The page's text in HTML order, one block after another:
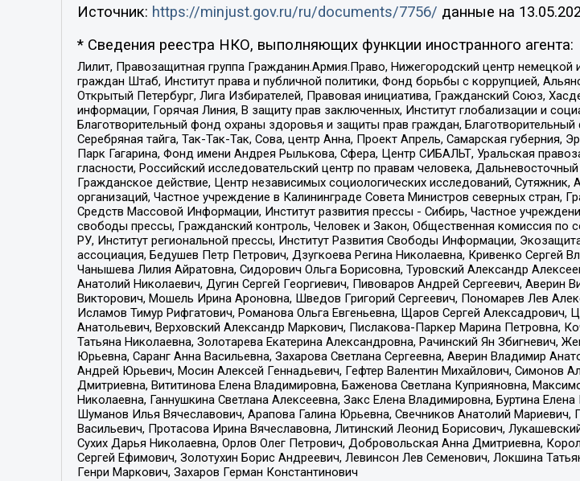
Источник: https://minjust.gov.ru/ru/documents/7756/ данные на
* Сведения реестра НКО, выполняющих функции иностранного агента:
Лилит, Правозащитная группа Гражданин.Армия.Право, Нижегородский центр
граждан Штаб, Институт права и публичной политики, Фонд борьбы с коррупцией,
Открытый Петербург, Лига Избирателей, Правовая инициатива, Гражданский Союз,
информации, Горячая Линия, В защиту прав заключенных, Институт глобализации и
Благотворительный фонд охраны здоровья и защиты прав граждан,
Серебряная тайга, Так-Так-Так, Сова, центр Анна, Проект Апрель, Самарская
Парк Гагарина, Фонд имени Андрея Рылькова, Сфера, Центр СИБАЛЬТ, Уральская
гласности, Российский исследовательский центр по правам человека,
Гражданское действие, Центр независимых социологических исследований,
организаций, Частное учреждение в Калининграде Совета Министров северных
Средств Массовой Информации, Институт развития прессы - Сибирь, Частное
свободы прессы, Гражданский контроль, Человек и Закон, Общественная комиссия
РУ, Институт региональной прессы, Институт Развития Свободы Информации,
ассоциация, Бедушев Петр Петрович, Дзугкоева Регина Николаевна, Кривенко
Чанышева Лилия Айратовна, Сидорович Ольга Борисовна, Туровский Александр
Анатолий Николаевич, Дугин Сергей Георгиевич, Пивоваров Андрей Сергеевич, Аверин
Викторович, Мошель Ирина Ароновна, Шведов Григорий Сергеевич, Пономарев Лев
Исламов Тимур Рифгатович, Романова Ольга Евгеньевна, Щаров Сергей Алексадрович,
Анатольевич, Верховский Александр Маркович, Пислакова-Паркер Марина Петровна,
Татьяна Николаевна, Золотарева Екатерина Александровна, Рачинский Ян
Юрьевна, Саранг Анна Васильевна, Захарова Светлана Сергеевна, Аверин Владимир
Андрей Юрьевич, Мосин Алексей Геннадьевич, Гефтер Валентин Михайлович, Симонов
Дмитриевна, Вититинова Елена Владимировна, Баженова Светлана Куприяновна,
Николаевна, Ганнушкина Светлана Алексеевна, Закс Елена Владимировна, Буртина
Шуманов Илья Вячеславович, Арапова Галина Юрьевна, Свечников Анатолий
Васильевич, Протасова Ирина Вячеславовна, Литинский Леонид Борисович,
Сухих Дарья Николаевна, Орлов Олег Петрович, Добровольская Анна Дмитриевна,
Сергей Ефимович, Золотухин Борис Андреевич, Левинсон Лев Семенович, Локшина
Генри Маркович, Захаров Герман Константинович